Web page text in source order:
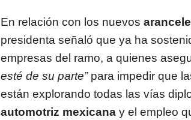
En relación con los nuevos
presidenta señaló que ya ha
empresas del ramo, a quienes
esté de su parte”para impedir que
están explorando todas las vías
automotriz mexicana y el empleo